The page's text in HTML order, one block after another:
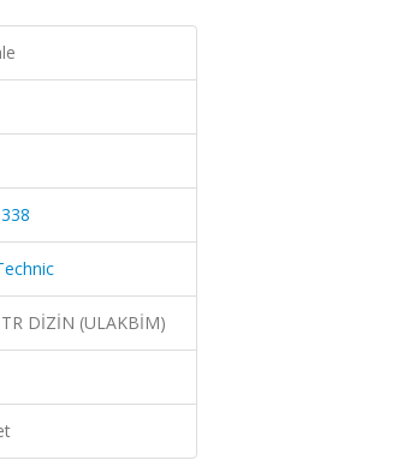
TR DİZİN (ULAKBİM)